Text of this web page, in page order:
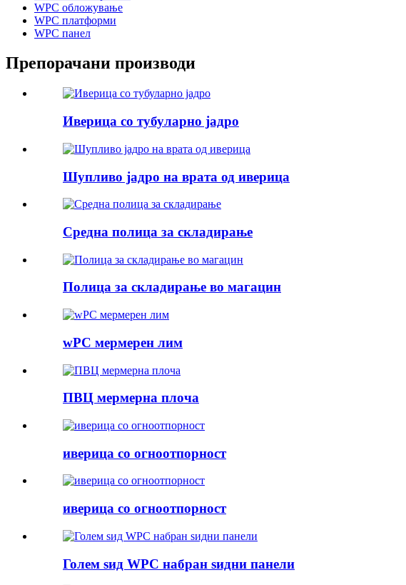
WPC обложување
WPC платформи
WPC панел
Препорачани производи
Иверица со тубуларно јадро
Шупливо јадро на врата од иверица
Средна полица за складирање
Полица за складирање во магацин
wPC мермерен лим
ПВЦ мермерна плоча
иверица со огноотпорност
иверица со огноотпорност
Голем ѕид WPC набран ѕидни панели